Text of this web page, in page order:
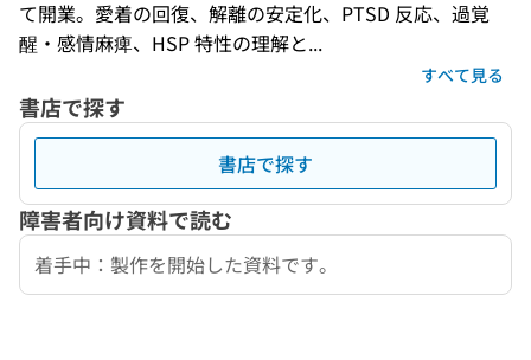
て開業。愛着の回復、解離の安定化、PTSD 反応、過覚
醒・感情麻痺、HSP 特性の理解と...
すべて見る
書店で探す
書店で探す
障害者向け資料で読む
着手中：製作を開始した資料です。